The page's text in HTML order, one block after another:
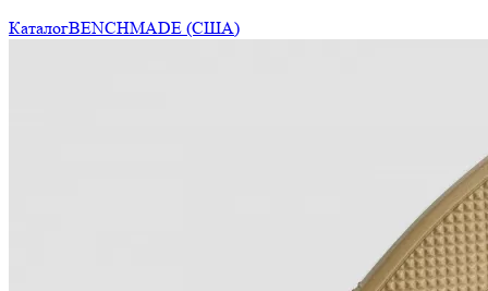
КаталогBENCHMADE (США)